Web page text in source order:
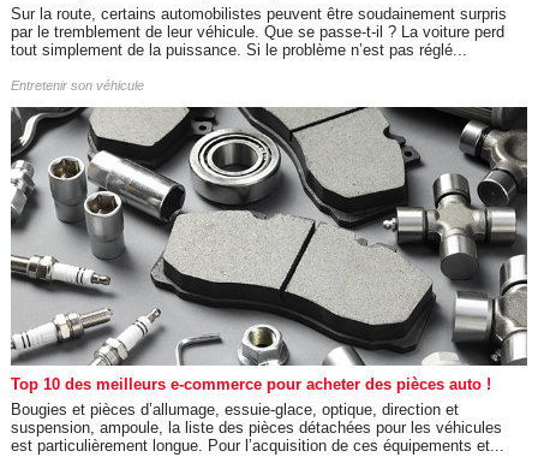
Sur la route, certains automobilistes peuvent être soudainement surpris
par le tremblement de leur véhicule. Que se passe-t-il ? La voiture perd
tout simplement de la puissance. Si le problème n’est pas réglé...
Entretenir son véhicule
Top 10 des meilleurs e-commerce pour acheter des pièces auto !
Bougies et pièces d’allumage, essuie-glace, optique, direction et
suspension, ampoule, la liste des pièces détachées pour les véhicules
est particulièrement longue. Pour l’acquisition de ces équipements et...